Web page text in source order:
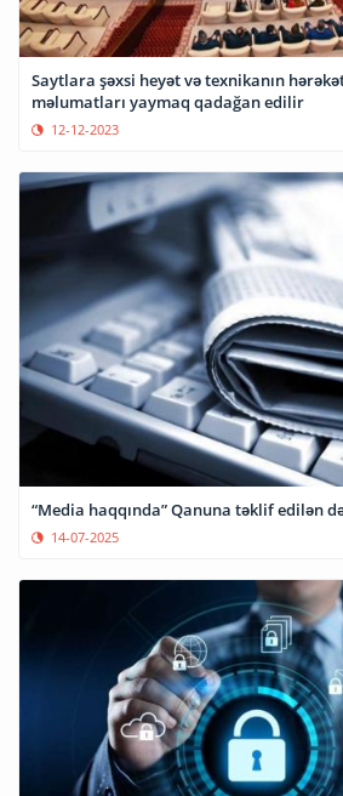
Saytlara şəxsi heyət və texnikanın
məlumatları yaymaq qadağan edilir
12-12-2023
“Media haqqında” Qanuna təklif edilən
14-07-2025